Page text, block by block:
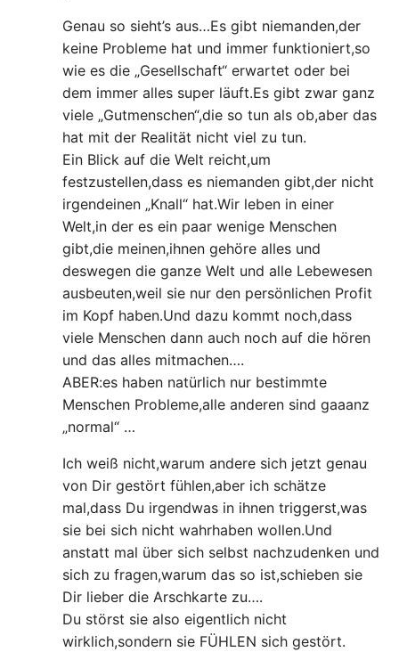
Genau so sieht’s aus…Es gibt niemanden,der
keine Probleme hat und immer funktioniert,so
wie es die „Gesellschaft“ erwartet oder bei
dem immer alles super läuft.Es gibt zwar ganz
viele „Gutmenschen“,die so tun als ob,aber das
hat mit der Realität nicht viel zu tun.
Ein Blick auf die Welt reicht,um
festzustellen,dass es niemanden gibt,der nicht
irgendeinen „Knall“ hat.Wir leben in einer
Welt,in der es ein paar wenige Menschen
gibt,die meinen,ihnen gehöre alles und
deswegen die ganze Welt und alle Lebewesen
ausbeuten,weil sie nur den persönlichen Profit
im Kopf haben.Und dazu kommt noch,dass
viele Menschen dann auch noch auf die hören
und das alles mitmachen….
ABER:es haben natürlich nur bestimmte
Menschen Probleme,alle anderen sind gaaanz
„normal“ …
Ich weiß nicht,warum andere sich jetzt genau
von Dir gestört fühlen,aber ich schätze
mal,dass Du irgendwas in ihnen triggerst,was
sie bei sich nicht wahrhaben wollen.Und
anstatt mal über sich selbst nachzudenken und
sich zu fragen,warum das so ist,schieben sie
Dir lieber die Arschkarte zu….
Du störst sie also eigentlich nicht
wirklich,sondern sie FÜHLEN sich gestört.